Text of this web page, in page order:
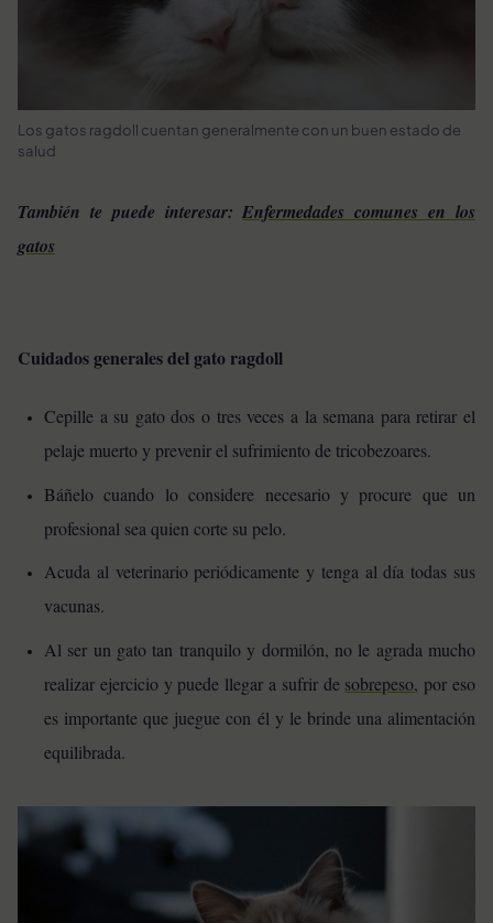
Los gatos ragdoll cuentan generalmente con un buen estado de
salud
También te puede interesar:Enfermedades comunes en los
gatos
Cuidados generales del gato ragdoll
Cepille a su gato dos o tres veces a la semana para retirar el
pelaje muerto y prevenir el sufrimiento de tricobezoares.
Báñelo cuando lo considere necesario y procure que un
profesional sea quien corte su pelo.
Acuda al veterinario periódicamente y tenga al día todas sus
vacunas.
Al ser un gato tan tranquilo y dormilón, no le agrada mucho
realizar ejercicio y puede llegar a sufrir de sobrepeso, por eso
es importante que juegue con él y le brinde una alimentación
equilibrada.